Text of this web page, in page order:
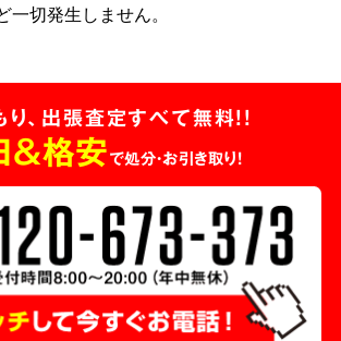
切発生しません。
り、出張査定すべて無料!!
格安で処分・お引き取り！